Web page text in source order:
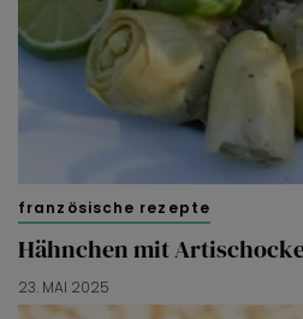
französische rezepte
Hähnchen mit
23. MAI 2025